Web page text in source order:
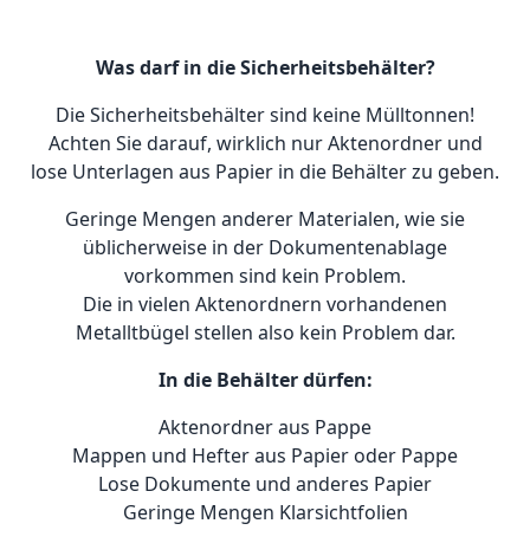
Was darf in die Sicherheitsbehälter?
Die Sicherheitsbehälter sind keine Mülltonnen!
Achten Sie darauf, wirklich nur Aktenordner und
lose Unterlagen aus Papier in die Behälter zu geben.
Geringe Mengen anderer Materialen, wie sie
üblicherweise in der Dokumentenablage
vorkommen sind kein Problem.
Die in vielen Aktenordnern vorhandenen
Metalltbügel stellen also kein Problem dar.
In die Behälter dürfen:
Aktenordner aus Pappe
Mappen und Hefter aus Papier oder Pappe
Lose Dokumente und anderes Papier
Geringe Mengen Klarsichtfolien